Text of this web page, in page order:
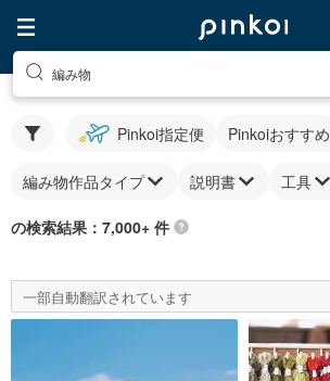
編み物
Pinkoi指定便 Pinkoiおすすめ
編み物作品タイプ 説明書 工具
の検索結果：7,000+ 件
一部自動翻訳されています